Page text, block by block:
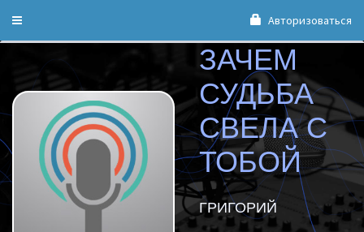
Toggle
Авторизоваться
ЗАЧЕМ
СУДЬБА
СВЕЛА С
ТОБОЙ
ГРИГОРИЙ